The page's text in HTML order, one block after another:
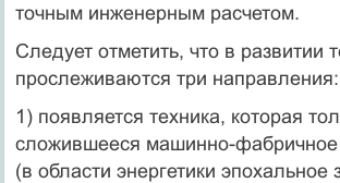
точным инженерным расчетом.
Следует отметить, что в развитии
прослеживаются три направления:
1) появляется техника, которая
сложившееся машинно-фабричное
(в области энергетики эпохальное